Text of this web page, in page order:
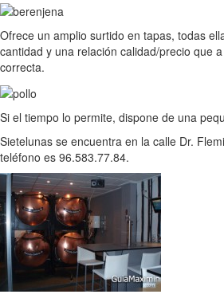
Ofrece un amplio surtido en tapas, todas
cantidad y una relación calidad/precio que
correcta.
Si el tiempo lo permite, dispone de una
Sietelunas se encuentra en la calle Dr.
teléfono es 96.583.77.84.